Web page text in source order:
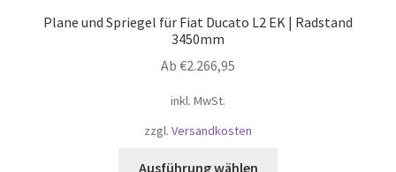
können
Plane und Spriegel für Fiat Ducato L2 EK | Radstand
3450mm
Ab €2.266,95
inkl. MwSt.
zzgl. Versandkosten
Ausführung wählen